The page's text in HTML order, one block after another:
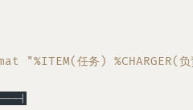
任务) %CHARGER(负
|